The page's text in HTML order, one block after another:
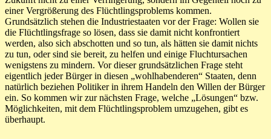
einer Vergrößerung des Flüchtlingsproblems kommen.
Grundsätzlich stehen die Industriestaaten vor der Frage: Wollen sie
die Flüchtlingsfrage so lösen, dass sie damit nicht konfrontiert
werden, also sich abschotten und so tun, als hätten sie damit nichts
zu tun, oder sind sie bereit, zu helfen und einige Fluchtursachen
wenigstens zu mindern. Vor dieser grundsätzlichen Frage steht
eigentlich jeder Bürger in diesen „wohlhabenderen“ Staaten, denn
natürlich beziehen Politiker in ihrem Handeln den Willen der Bürger
ein. So kommen wir zur nächsten Frage, welche „Lösungen“ bzw.
Möglichkeiten, mit dem Flüchtlingsproblem umzugehen, gibt es
überhaupt.